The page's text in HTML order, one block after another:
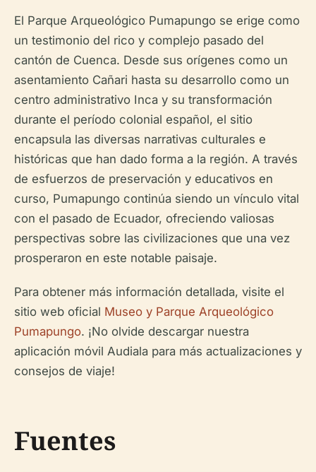
El Parque Arqueológico Pumapungo se erige como
un testimonio del rico y complejo pasado del
cantón de Cuenca. Desde sus orígenes como un
asentamiento Cañari hasta su desarrollo como un
centro administrativo Inca y su transformación
durante el período colonial español, el sitio
encapsula las diversas narrativas culturales e
históricas que han dado forma a la región. A través
de esfuerzos de preservación y educativos en
curso, Pumapungo continúa siendo un vínculo vital
con el pasado de Ecuador, ofreciendo valiosas
perspectivas sobre las civilizaciones que una vez
prosperaron en este notable paisaje.
Para obtener más información detallada, visite el
sitio web oficial Museo y Parque Arqueológico
Pumapungo. ¡No olvide descargar nuestra
aplicación móvil Audiala para más actualizaciones y
consejos de viaje!
Fuentes